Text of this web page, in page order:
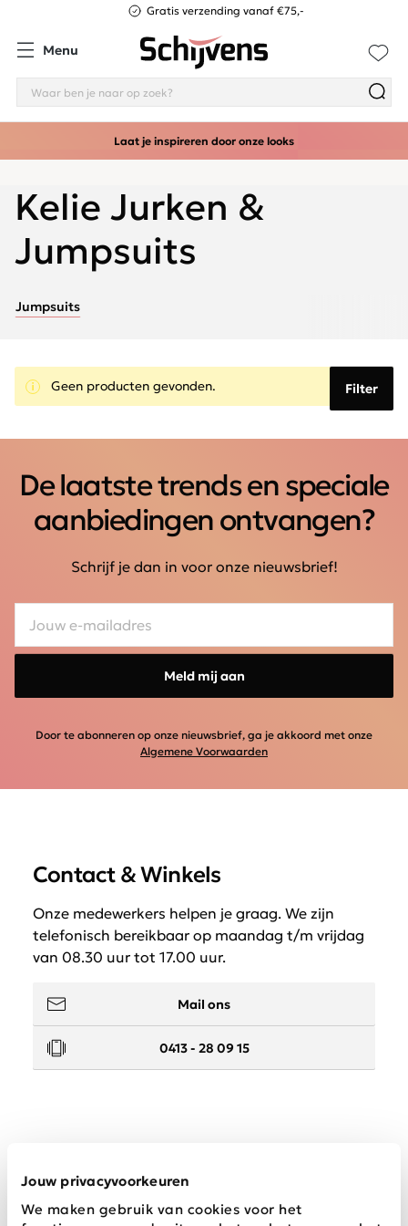
Jouw privacyvoorkeuren
We maken gebruik van cookies voor het
Gratis verzending vanaf €75,-
Menu
Laat je inspireren door onze looks
Kelie Jurken &
Jumpsuits
Jumpsuits
Filter
Geen producten gevonden.
De laatste trends en speciale
aanbiedingen ontvangen?
Schrijf je dan in voor onze nieuwsbrief!
Meld mij aan
Door te abonneren op onze nieuwsbrief, ga je akkoord met onze
Algemene Voorwaarden
Contact & Winkels
Onze medewerkers helpen je graag. We zijn
telefonisch bereikbaar op maandag t/m vrijdag
van 08.30 uur tot 17.00 uur.
Mail ons
0413 - 28 09 15